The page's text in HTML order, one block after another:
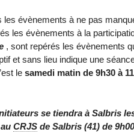
les évènements à ne pas
les évènements à la
, sont repérés les évènements
et sans lieu indique une
lesamedi matin de 9h30 à
se tiendra à Salbris
auCRJS de Salbris (41) de